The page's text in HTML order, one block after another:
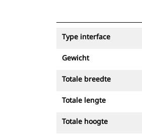
Type interface
Gewicht
Totale breedte
Totale lengte
Totale hoogte